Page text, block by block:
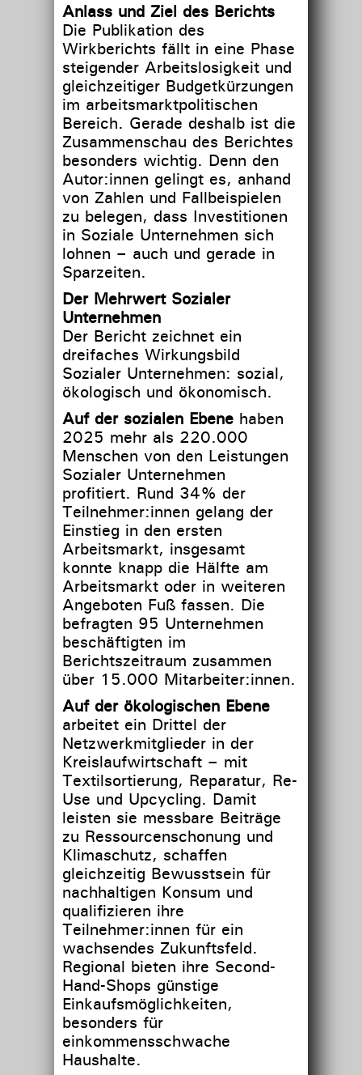
Anlass und Ziel des Berichts
Die Publikation des
Wirkberichts fällt in eine Phase
steigender Arbeitslosigkeit und
gleichzeitiger Budgetkürzungen
im arbeitsmarktpolitischen
Bereich. Gerade deshalb ist die
Zusammenschau des Berichtes
besonders wichtig. Denn den
Autor:innen gelingt es, anhand
von Zahlen und Fallbeispielen
zu belegen, dass Investitionen
in Soziale Unternehmen sich
lohnen – auch und gerade in
Sparzeiten.
Der Mehrwert Sozialer
Unternehmen
Der Bericht zeichnet ein
dreifaches Wirkungsbild
Sozialer Unternehmen: sozial,
ökologisch und ökonomisch.
Auf der sozialen Ebene haben
2025 mehr als 220.000
Menschen von den Leistungen
Sozialer Unternehmen
profitiert. Rund 34% der
Teilnehmer:innen gelang der
Einstieg in den ersten
Arbeitsmarkt, insgesamt
konnte knapp die Hälfte am
Arbeitsmarkt oder in weiteren
Angeboten Fuß fassen. Die
befragten 95 Unternehmen
beschäftigten im
Berichtszeitraum zusammen
über 15.000 Mitarbeiter:innen.
Auf der ökologischen Ebene
arbeitet ein Drittel der
Netzwerkmitglieder in der
Kreislaufwirtschaft – mit
Textilsortierung, Reparatur, Re-
Use und Upcycling. Damit
leisten sie messbare Beiträge
zu Ressourcenschonung und
Klimaschutz, schaffen
gleichzeitig Bewusstsein für
nachhaltigen Konsum und
qualifizieren ihre
Teilnehmer:innen für ein
wachsendes Zukunftsfeld.
Regional bieten ihre Second-
Hand-Shops günstige
Einkaufsmöglichkeiten,
besonders für
einkommensschwache
Haushalte.